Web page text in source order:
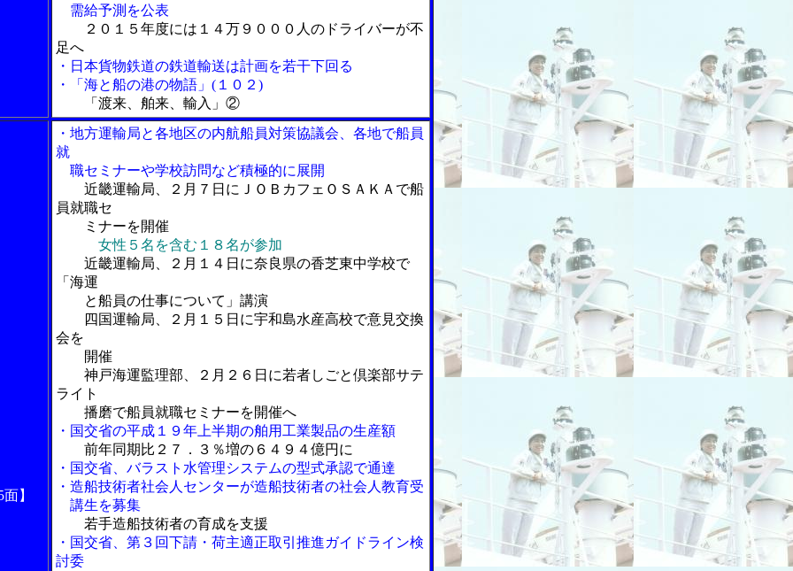
需給予測を公表
２０１５年度には１４万９０００人のドライバーが不
足へ
・日本貨物鉄道の鉄道輸送は計画を若干下回る
・「海と船の港の物語」(１０２)
「渡来、舶来、輸入」②
面】
・地方運輸局と各地区の内航船員対策協議会、各地で船員
就
職セミナーや学校訪問など積極的に展開
近畿運輸局、２月７日にＪＯＢカフェＯＳＡＫＡで船
員就職セ
ミナーを開催
女性５名を含む１８名が参加
近畿運輸局、２月１４日に奈良県の香芝東中学校で
「海運
と船員の仕事について」講演
四国運輸局、２月１５日に宇和島水産高校で意見交換
会を
開催
神戸海運監理部、２月２６日に若者しごと倶楽部サテ
ライト
播磨で船員就職セミナーを開催へ
・国交省の平成１９年上半期の舶用工業製品の生産額
前年同期比２７．３％増の６４９４億円に
・国交省、バラスト水管理システムの型式承認で通達
・造船技術者社会人センターが造船技術者の社会人教育受
講生を募集
若手造船技術者の育成を支援
・国交省、第３回下請・荷主適正取引推進ガイドライン検
討委